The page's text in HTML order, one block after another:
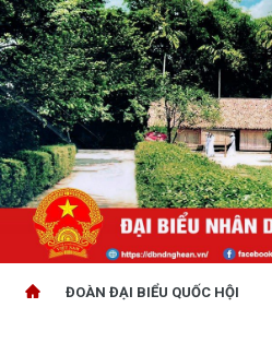
ĐOÀN ĐẠI BIỂU QUỐC HỘI